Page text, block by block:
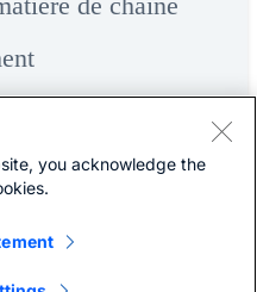
you acknowledge the